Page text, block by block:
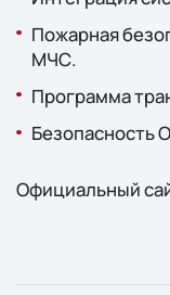
Пожарная
МЧС.
Программа
Безопасность
Официальный